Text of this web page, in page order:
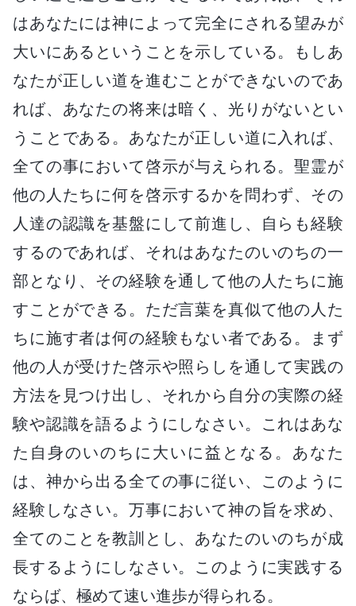
はあなたには神によって完全にされる望みが
大いにあるということを示している。もしあ
なたが正しい道を進むことができないのであ
れば、あなたの将来は暗く、光りがないとい
うことである。あなたが正しい道に入れば、
全ての事において啓示が与えられる。聖霊が
他の人たちに何を啓示するかを問わず、その
人達の認識を基盤にして前進し、自らも経験
するのであれば、それはあなたのいのちの一
部となり、その経験を通して他の人たちに施
すことができる。ただ言葉を真似て他の人た
ちに施す者は何の経験もない者である。まず
他の人が受けた啓示や照らしを通して実践の
方法を見つけ出し、それから自分の実際の経
験や認識を語るようにしなさい。これはあな
た自身のいのちに大いに益となる。あなた
は、神から出る全ての事に従い、このように
経験しなさい。万事において神の旨を求め、
全てのことを教訓とし、あなたのいのちが成
長するようにしなさい。このように実践する
ならば、極めて速い進歩が得られる。